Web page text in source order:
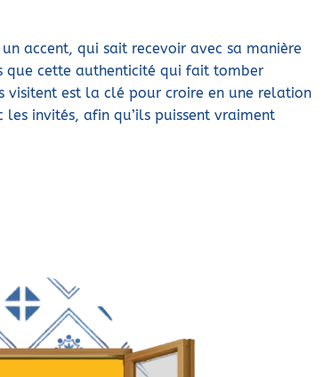
accent, qui sait recevoir avec sa manière
que cette authenticité qui fait tomber
visitent est la clé pour croire en une relation
invités, afin qu’ils puissent vraiment